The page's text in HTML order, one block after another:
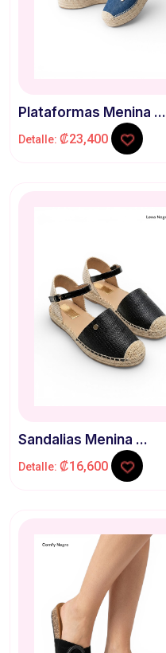
Plataformas Menina ...
Detalle: ₡23,400
Sandalias Menina ...
Detalle: ₡16,600